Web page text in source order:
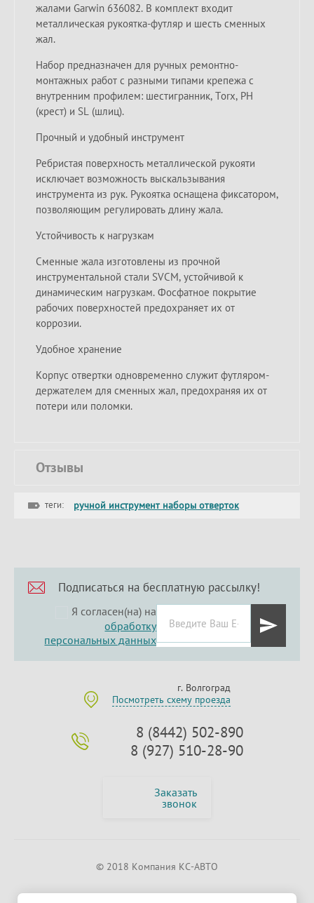
жалами Garwin 636082. В комплект входит
металлическая рукоятка-футляр и шесть сменных
жал.
Набор предназначен для ручных ремонтно-
монтажных работ с разными типами крепежа с
внутренним профилем: шестигранник, Torx, PH
(крест) и SL (шлиц).
Прочный и удобный инструмент
Ребристая поверхность металлической рукояти
исключает возможность выскальзывания
инструмента из рук. Рукоятка оснащена фиксатором,
позволяющим регулировать длину жала.
Устойчивость к нагрузкам
Сменные жала изготовлены из прочной
инструментальной стали SVCM, устойчивой к
динамическим нагрузкам. Фосфатное покрытие
рабочих поверхностей предохраняет их от
коррозии.
Удобное хранение
Корпус отвертки одновременно служит футляром-
держателем для сменных жал, предохраняя их от
потери или поломки.
Отзывы
теги: ручной инструмент наборы отверток
Подписаться на бесплатную рассылку!
Я согласен(на) на
обработку
персональных данных
г. Волгоград
Посмотреть схему проезда
8 (8442) 502-890
8 (927) 510-28-90
Заказать
звонок
© 2018 Компания КС-АВТО